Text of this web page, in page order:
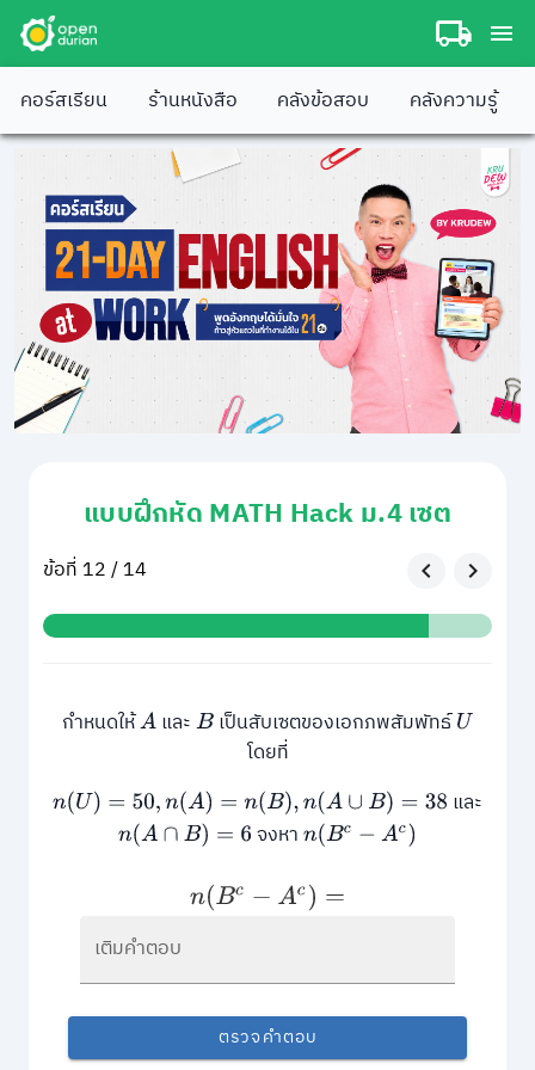
คอร์สเรียน ร้านหนังสือ คลังข้อสอบ คลังความรู้
แบบฝึกหัด MATH Hack ม.4 เซต
ข้อที่ 12 / 14
กำหนดให้A และBเป็นสับเซตของเอกภพสัมพัทธ์U
โดยที่
n(U)=50, n(A)=n(B), n(A ∪B)=38
และ
n(A∩B)=6 จงหาn(Bc− Ac)
n(Bc− Ac )=
เติมคำตอบ
ตรวจคำตอบ